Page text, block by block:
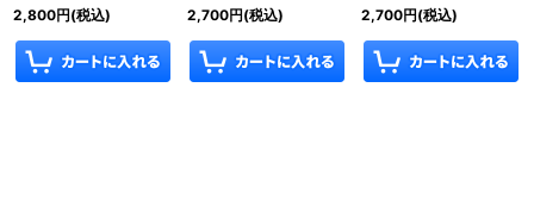
2,800円(税込)
2,700円(税込)
2,700円(税込)